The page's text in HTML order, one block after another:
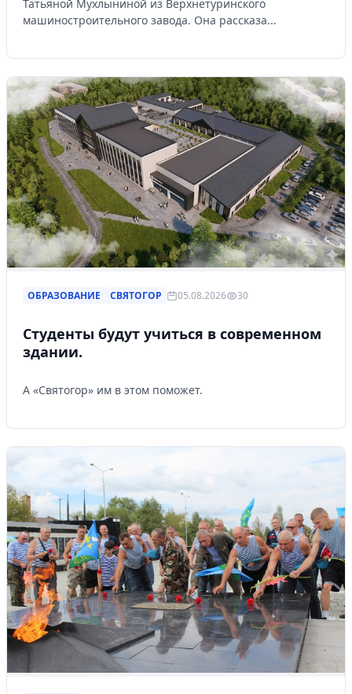
Татьяной Мухлыниной из Верхнетуринского
машиностроительного завода. Она рассказа...
ОБРАЗОВАНИЕ СВЯТОГОР 05.08.2026 30
Студенты будут учиться в современном
здании.
А «Святогор» им в этом поможет.